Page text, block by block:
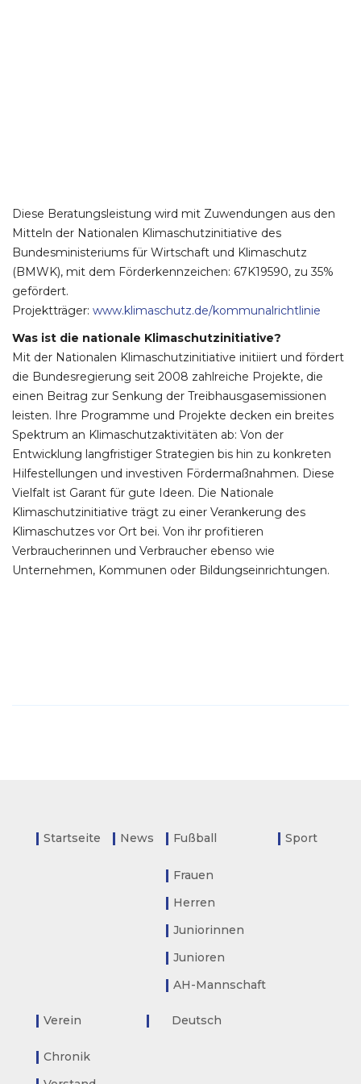
Diese Beratungsleistung wird mit Zuwendungen aus den
Mitteln der Nationalen Klimaschutzinitiative des
Bundesministeriums für Wirtschaft und Klimaschutz
(BMWK), mit dem Förderkennzeichen: 67K19590, zu 35%
gefördert.
Projektträger: www.klimaschutz.de/kommunalrichtlinie
Was ist die nationale Klimaschutzinitiative?
Mit der Nationalen Klimaschutzinitiative initiiert und fördert
die Bundesregierung seit 2008 zahlreiche Projekte, die
einen Beitrag zur Senkung der Treibhausgasemissionen
leisten. Ihre Programme und Projekte decken ein breites
Spektrum an Klimaschutzaktivitäten ab: Von der
Entwicklung langfristiger Strategien bis hin zu konkreten
Hilfestellungen und investiven Fördermaßnahmen. Diese
Vielfalt ist Garant für gute Ideen. Die Nationale
Klimaschutzinitiative trägt zu einer Verankerung des
Klimaschutzes vor Ort bei. Von ihr profitieren
Verbraucherinnen und Verbraucher ebenso wie
Unternehmen, Kommunen oder Bildungseinrichtungen.
Startseite News Fußball
Frauen
Herren
Juniorinnen
Junioren
AH-Mannschaft
Sport
Verein
Chronik
Deutsch